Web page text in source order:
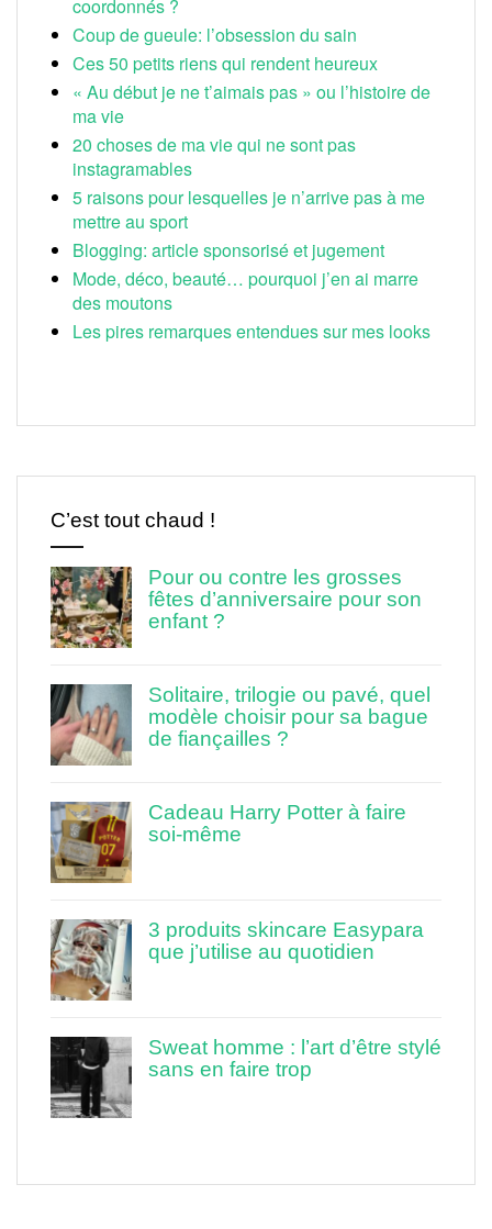
coordonnés ?
Coup de gueule: l’obsession du sain
Ces 50 petits riens qui rendent heureux
« Au début je ne t’aimais pas » ou l’histoire de
ma vie
20 choses de ma vie qui ne sont pas
instagramables
5 raisons pour lesquelles je n’arrive pas à me
mettre au sport
Blogging: article sponsorisé et jugement
Mode, déco, beauté… pourquoi j’en ai marre
des moutons
Les pires remarques entendues sur mes looks
C’est tout chaud !
Pour ou contre les grosses
fêtes d’anniversaire pour son
enfant ?
Solitaire, trilogie ou pavé, quel
modèle choisir pour sa bague
de fiançailles ?
Cadeau Harry Potter à faire
soi-même
3 produits skincare Easypara
que j’utilise au quotidien
Sweat homme : l’art d’être stylé
sans en faire trop